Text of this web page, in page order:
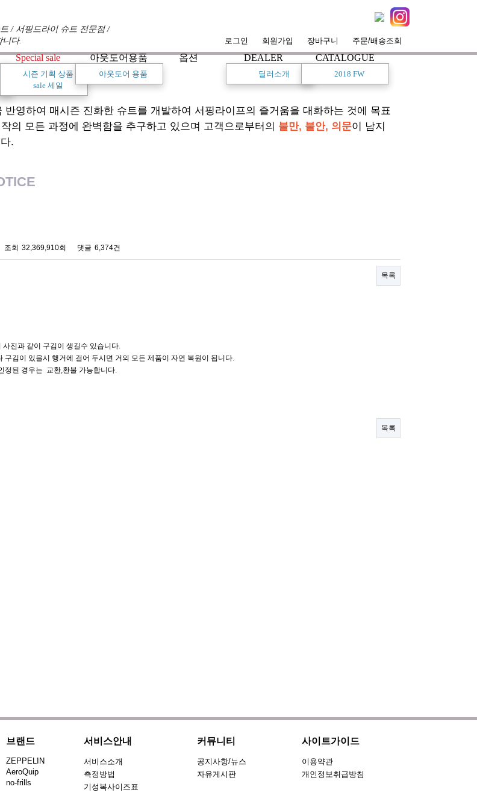
/ 서핑드라이 슈트 전문점 /
다.
로그인 회원가입 장바구니 주문/배송조회
Special sale
시즌 기획 상품
sale 세일
아웃도어용품
아웃도어 용품
옵션 DEALER
딜러소개
CATALOGUE
2018 FW
영하여 매시즌 진화한 슈트를 개발하여 서핑라이프의 즐거움을 대화하는 것에 목표
의 모든 과정에 완벽함을 추구하고 있으며 고객으로부터의 불만, 불안, 의문이 남지
.
조회 32,369,910회 댓글 6,374건
목록
진과 같이 구김이 생길수 있습니다.
구김이 있을시 행거에 걸어 두시면 거의 모든 제품이 자연 복원이 됩니다.
정된 경우는 교환,환불 가능합니다.
목록
브랜드
ZEPPELIN
AeroQuip
no-frills
서비스안내
서비스소개
측정방법
기성복사이즈표
커뮤니티
공지사항/뉴스
자유게시판
사이트가이드
이용약관
개인정보취급방침